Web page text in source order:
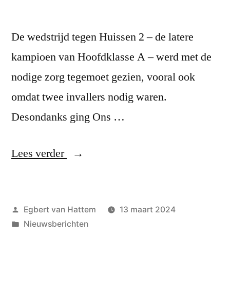
De wedstrijd tegen Huissen 2 – de latere
kampioen van Hoofdklasse A – werd met de
nodige zorg tegemoet gezien, vooral ook
omdat twee invallers nodig waren.
Desondanks ging Ons …
Lees verder
“Klasseverschil
2
Geplaatst
door
Egbert van Hattem
13 maart 2024
Geplaatst
Nieuwsberichten